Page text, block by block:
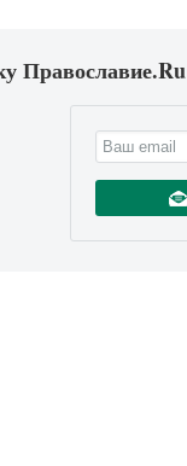
Православие.Ru